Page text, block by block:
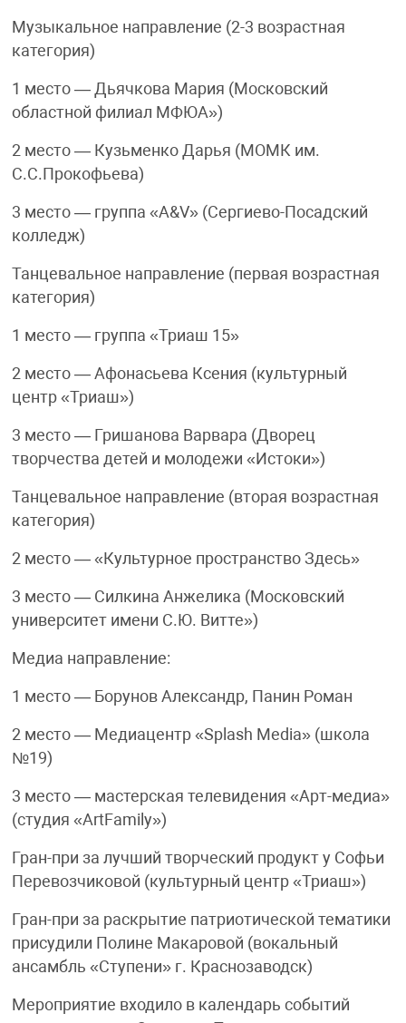
Музыкальное направление (2-3 возрастная
категория)
1 место — Дьячкова Мария (Московский
областной филиал МФЮА»)
2 место — Кузьменко Дарья (МОМК им.
С.С.Прокофьева)
3 место — группа «A&V» (Сергиево-Посадский
колледж)
Танцевальное направление (первая возрастная
категория)
1 место — группа «Триаш 15»
2 место — Афонасьева Ксения (культурный
центр «Триаш»)
3 место — Гришанова Варвара (Дворец
творчества детей и молодежи «Истоки»)
Танцевальное направление (вторая возрастная
категория)
2 место — «Культурное пространство Здесь»
3 место — Силкина Анжелика (Московский
университет имени С.Ю. Витте»)
Медиа направление:
1 место — Борунов Александр, Панин Роман
2 место — Медиацентр «Splash Media» (школа
№19)
3 место — мастерская телевидения «Арт-медиа»
(студия «ArtFamily»)
Гран-при за лучший творческий продукт у Софьи
Перевозчиковой (культурный центр «Триаш»)
Гран-при за раскрытие патриотической тематики
присудили Полине Макаровой (вокальный
ансамбль «Ступени» г. Краснозаводск)
Мероприятие входило в календарь событий